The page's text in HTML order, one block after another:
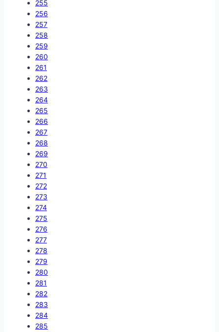
255
256
257
258
259
260
261
262
263
264
265
266
267
268
269
270
271
272
273
274
275
276
277
278
279
280
281
282
283
284
285